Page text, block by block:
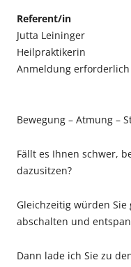
Referent/in
Jutta Leininger
Heilpraktikerin
Anmeldung erforderlich
Bewegung – Atmung –
Fällt es Ihnen schwer,
dazusitzen?
Gleichzeitig würden
abschalten und
Dann lade ich Sie zu